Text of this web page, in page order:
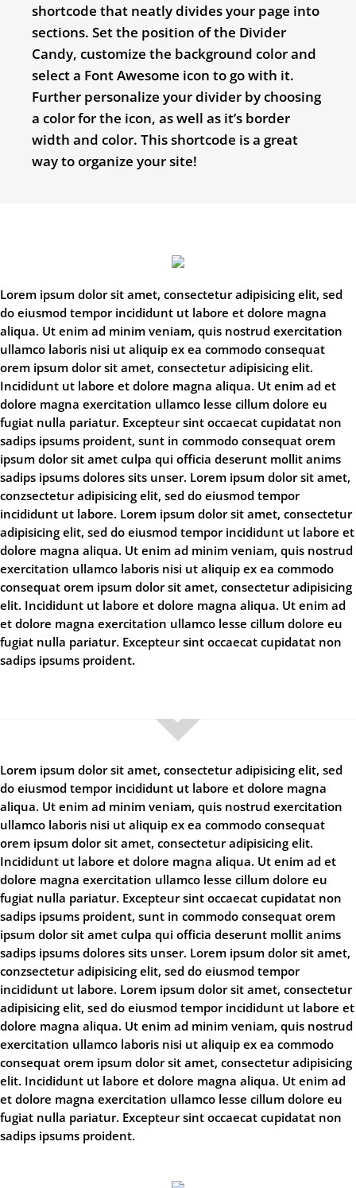
shortcode that neatly divides your page into
sections. Set the position of the Divider
Candy, customize the background color and
select a Font Awesome icon to go with it.
Further personalize your divider by choosing
a color for the icon, as well as it’s border
width and color. This shortcode is a great
way to organize your site!
Lorem ipsum dolor sit amet, consectetur adipisicing elit, sed
do eiusmod tempor incididunt ut labore et dolore magna
aliqua. Ut enim ad minim veniam, quis nostrud exercitation
ullamco laboris nisi ut aliquip ex ea commodo consequat
orem ipsum dolor sit amet, consectetur adipisicing elit.
Incididunt ut labore et dolore magna aliqua. Ut enim ad et
dolore magna exercitation ullamco lesse cillum dolore eu
fugiat nulla pariatur. Excepteur sint occaecat cupidatat non
sadips ipsums proident, sunt in commodo consequat orem
ipsum dolor sit amet culpa qui officia deserunt mollit anims
sadips ipsums dolores sits unser. Lorem ipsum dolor sit amet,
conzsectetur adipisicing elit, sed do eiusmod tempor
incididunt ut labore. Lorem ipsum dolor sit amet, consectetur
adipisicing elit, sed do eiusmod tempor incididunt ut labore et
dolore magna aliqua. Ut enim ad minim veniam, quis nostrud
exercitation ullamco laboris nisi ut aliquip ex ea commodo
consequat orem ipsum dolor sit amet, consectetur adipisicing
elit. Incididunt ut labore et dolore magna aliqua. Ut enim ad
et dolore magna exercitation ullamco lesse cillum dolore eu
fugiat nulla pariatur. Excepteur sint occaecat cupidatat non
sadips ipsums proident.
Lorem ipsum dolor sit amet, consectetur adipisicing elit, sed
do eiusmod tempor incididunt ut labore et dolore magna
aliqua. Ut enim ad minim veniam, quis nostrud exercitation
ullamco laboris nisi ut aliquip ex ea commodo consequat
orem ipsum dolor sit amet, consectetur adipisicing elit.
Incididunt ut labore et dolore magna aliqua. Ut enim ad et
dolore magna exercitation ullamco lesse cillum dolore eu
fugiat nulla pariatur. Excepteur sint occaecat cupidatat non
sadips ipsums proident, sunt in commodo consequat orem
ipsum dolor sit amet culpa qui officia deserunt mollit anims
sadips ipsums dolores sits unser. Lorem ipsum dolor sit amet,
conzsectetur adipisicing elit, sed do eiusmod tempor
incididunt ut labore. Lorem ipsum dolor sit amet, consectetur
adipisicing elit, sed do eiusmod tempor incididunt ut labore et
dolore magna aliqua. Ut enim ad minim veniam, quis nostrud
exercitation ullamco laboris nisi ut aliquip ex ea commodo
consequat orem ipsum dolor sit amet, consectetur adipisicing
elit. Incididunt ut labore et dolore magna aliqua. Ut enim ad
et dolore magna exercitation ullamco lesse cillum dolore eu
fugiat nulla pariatur. Excepteur sint occaecat cupidatat non
sadips ipsums proident.